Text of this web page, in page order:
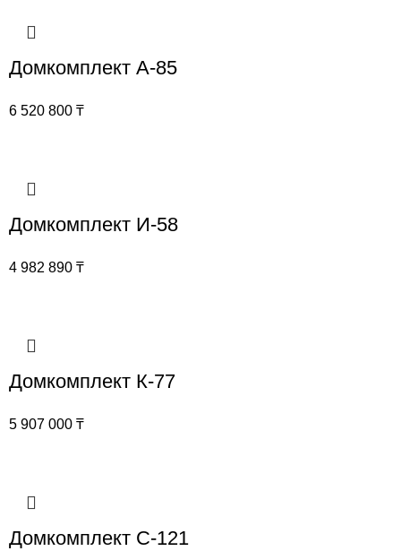
Домкомплект А-85
6 520 800 ₸
Домкомплект И-58
4 982 890 ₸
Домкомплект К-77
5 907 000 ₸
Домкомплект С-121